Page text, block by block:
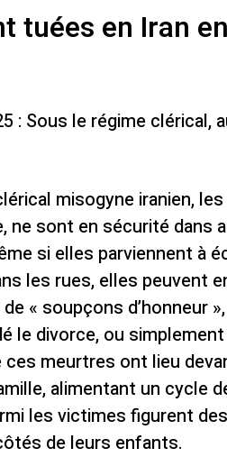
tuées en Iran
: Sous le régime clérical,
misogyne iranien,
ne sont en sécurité dans
si elles parviennent à
les rues, elles peuvent
« soupçons d’honneur
le divorce, ou
meurtres ont lieu
alimentant un cycle
les victimes figurent
de leurs enfants.